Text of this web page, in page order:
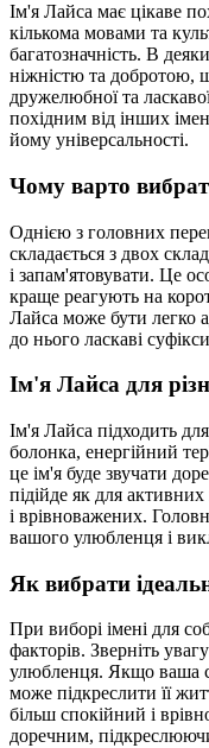
Ім'я Лайса має цікаве
кількома мовами та
багатозначність. В
ніжністю та добротою,
дружелюбної та
похідним від інших
йому універсальності.
Чому варто
Однією з головних
складається з двох
і запам'ятовувати. Це
краще реагують на
Лайса може бути легко
до нього ласкаві
Ім'я Лайса для
Ім'я Лайса підходить
болонка, енергійний
це ім'я буде звучати
підійде як для
і врівноважених.
вашого улюбленця і
Як вибрати
При виборі імені для
факторів. Зверніть
улюбленця. Якщо ваша
може підкреслити її
більш спокійний і
доречним,